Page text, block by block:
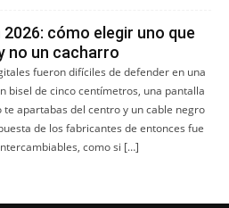
cómo elegir uno que
no un cacharro
fueron difíciles de defender en una
bisel de cinco centímetros, una pantalla
te apartabas del centro y un cable negro
de los fabricantes de entonces fue
como si […]